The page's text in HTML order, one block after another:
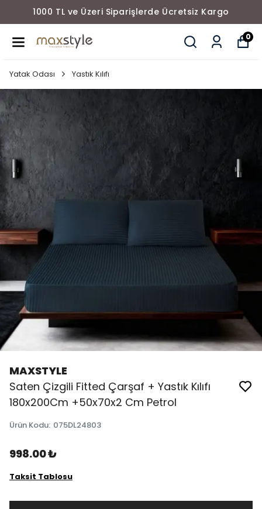
1000 TL ve Üzeri Siparişlerde Ücretsiz Kargo
0
Yatak Odası Yastık Kılıfı
MAXSTYLE
Saten Çizgili Fitted Çarşaf + Yastık Kılıfı
180x200Cm +50x70x2 Cm Petrol
Ürün Kodu: 075DL24803
998.00 ₺
Taksit Tablosu